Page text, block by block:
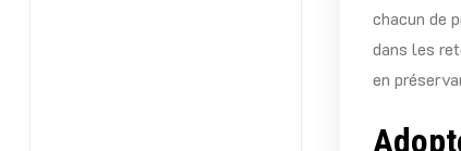
chacun de
dans les
en